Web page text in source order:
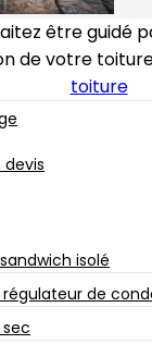
être guidé
de votre
toiture
isolé
régulateur de